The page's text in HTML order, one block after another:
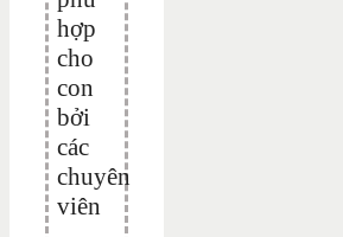
hợp
cho
con
bởi
các
chuyên
viên